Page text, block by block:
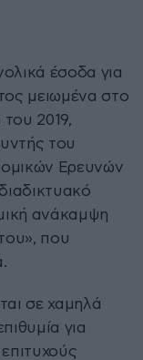
έσοδα για
μειωμένα στο
του 2019,
του
Ερευνών
ανάκαμψη
που
σε χαμηλά
για